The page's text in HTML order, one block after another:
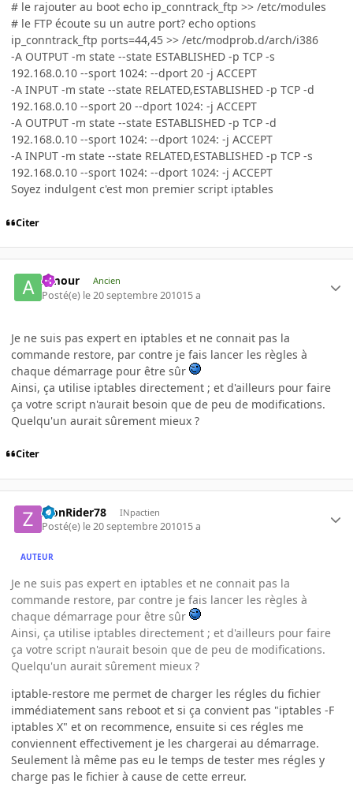
# le rajouter au boot echo ip_conntrack_ftp >> /etc/modules
# le FTP écoute su un autre port? echo options
ip_conntrack_ftp ports=44,45 >> /etc/modprob.d/arch/i386
-A OUTPUT -m state --state ESTABLISHED -p TCP -s
192.168.0.10 --sport 1024: --dport 20 -j ACCEPT
-A INPUT -m state --state RELATED,ESTABLISHED -p TCP -d
192.168.0.10 --sport 20 --dport 1024: -j ACCEPT
-A OUTPUT -m state --state ESTABLISHED -p TCP -d
192.168.0.10 --sport 1024: --dport 1024: -j ACCEPT
-A INPUT -m state --state RELATED,ESTABLISHED -p TCP -s
192.168.0.10 --sport 1024: --dport 1024: -j ACCEPT
Soyez indulgent c'est mon premier script iptables
Citer
Amour Ancien
Posté(e) le 20 septembre 201015 a
Je ne suis pas expert en iptables et ne connait pas la
commande restore, par contre je fais lancer les règles à
chaque démarrage pour être sûr
Ainsi, ça utilise iptables directement ; et d'ailleurs pour faire
ça votre script n'aurait besoin que de peu de modifications.
Quelqu'un aurait sûrement mieux ?
Citer
ZionRider78 INpactien
Posté(e) le 20 septembre 201015 a
AUTEUR
Je ne suis pas expert en iptables et ne connait pas la
commande restore, par contre je fais lancer les règles à
chaque démarrage pour être sûr
Ainsi, ça utilise iptables directement ; et d'ailleurs pour faire
ça votre script n'aurait besoin que de peu de modifications.
Quelqu'un aurait sûrement mieux ?
iptable-restore me permet de charger les régles du fichier
immédiatement sans reboot et si ça convient pas "iptables -F
iptables X" et on recommence, ensuite si ces régles me
conviennent effectivement je les chargerai au démarrage.
Seulement là même pas eu le temps de tester mes régles y
charge pas le fichier à cause de cette erreur.